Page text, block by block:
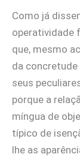
Como já
operatividade
que, mesmo
da
seus
porque a
míngua de
típico de
lhe as